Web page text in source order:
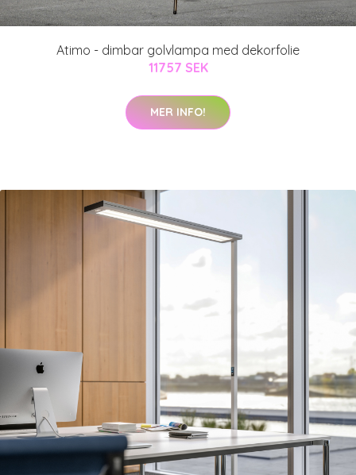
Atimo - dimbar golvlampa med dekorfolie
11757 SEK
MER INFO!